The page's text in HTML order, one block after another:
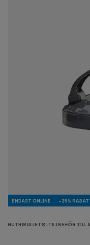
ENDAST ONLINE -25%
NUTRIBULLET®-TILLBEHÖR TILL